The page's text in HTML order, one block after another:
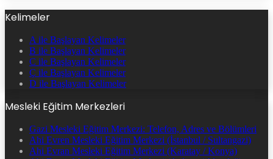
Kelimeler
A ile Başlayan Kelimeler
B ile Başlayan Kelimeler
C ile Başlayan Kelimeler
Ç ile Başlayan Kelimeler
D ile Başlayan Kelimeler
Mesleki Eğitim Merkezleri
Gazi Mesleki Eğitim Merkezi: Telefon, Adres ve Bölümleri
Ahi Evren Mesleki Eğitim Merkezi (İstanbul / Sultangazi)
Ahi Evran Mesleki Eğitim Merkezi (Karatay / Konya)